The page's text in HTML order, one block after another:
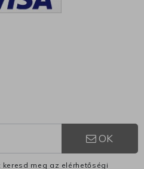
OK
meg az elérhetőségi